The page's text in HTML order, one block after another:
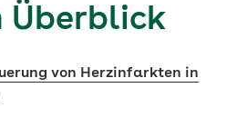
Überblick
von Herzinfarkten in